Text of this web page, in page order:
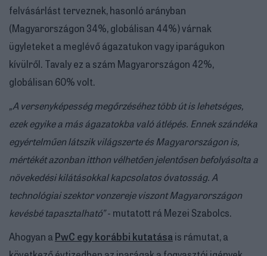
felvásárlást terveznek, hasonló arányban
(Magyarországon 34%, globálisan 44%) várnak
ügyleteket a meglévő ágazatukon vagy iparágukon
kívülről. Tavaly ez a szám Magyarországon 42%,
globálisan 60% volt.
„A versenyképesség megőrzéséhez több út is lehetséges,
ezek egyike a más ágazatokba való átlépés. Ennek szándéka
egyértelműen látszik világszerte és Magyarországon is,
mértékét azonban itthon vélhetően jelentősen befolyásolta a
növekedési kilátásokkal kapcsolatos óvatosság. A
technológiai szektor vonzereje viszont Magyarországon
kevésbé tapasztalható”- mutatott rá Mezei Szabolcs.
Ahogyan a PwC egy korábbi kutatása is rámutat, a